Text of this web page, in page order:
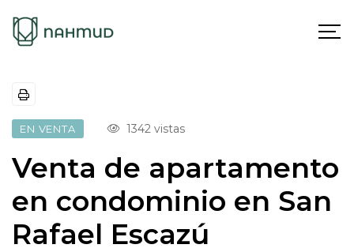
EN VENTA 1342 vistas
Venta de apartamento
en condominio en San
Rafael Escazú